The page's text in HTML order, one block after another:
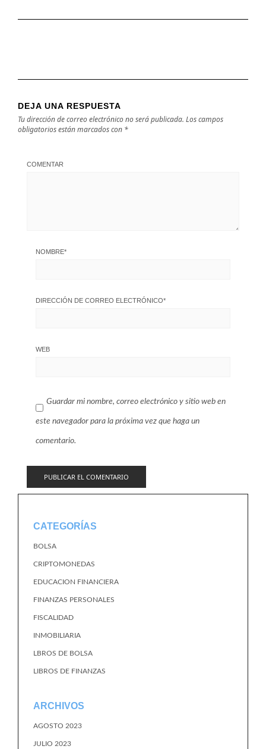
DEJA UNA RESPUESTA
Tu dirección de correo electrónico no será publicada. Los campos
obligatorios están marcados con *
COMENTAR
NOMBRE*
DIRECCIÓN DE CORREO ELECTRÓNICO*
WEB
Guardar mi nombre, correo electrónico y sitio web en
este navegador para la próxima vez que haga un
comentario.
CATEGORÍAS
BOLSA
CRIPTOMONEDAS
EDUCACION FINANCIERA
FINANZAS PERSONALES
FISCALIDAD
INMOBILIARIA
LBROS DE BOLSA
LIBROS DE FINANZAS
ARCHIVOS
AGOSTO 2023
JULIO 2023